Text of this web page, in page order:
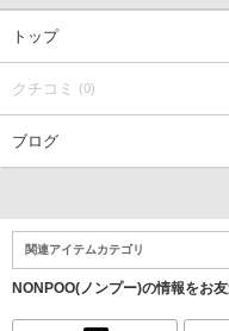
トップ
クチコミ (0)
ブログ
関連アイテムカテゴリ
NONPOO(ノンプー)の情報をお